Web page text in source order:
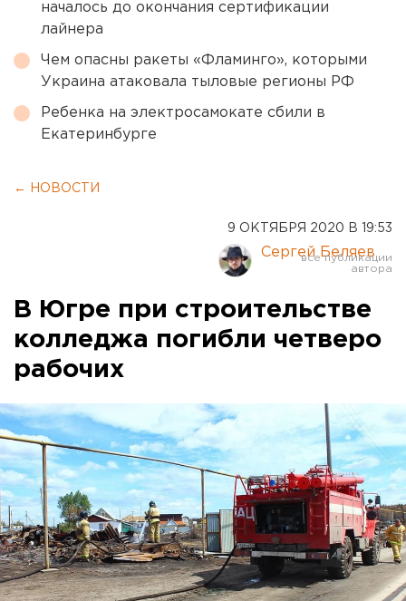
началось до окончания сертификации
лайнера
Чем опасны ракеты «Фламинго», которыми
Украина атаковала тыловые регионы РФ
Ребенка на электросамокате сбили в
Екатеринбурге
← НОВОСТИ
9 ОКТЯБРЯ 2020 В 19:53
Сергей Беляев
В Югре при строительстве
колледжа погибли четверо
рабочих